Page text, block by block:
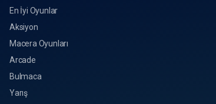
En İyi Oyunlar
Aksiyon
Macera Oyunları
Arcade
Bulmaca
Yarış